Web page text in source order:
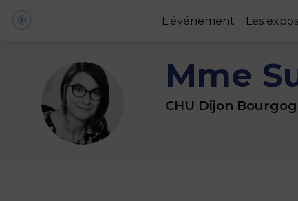
L'événement Les
MSR
Mme
CHU Dijon